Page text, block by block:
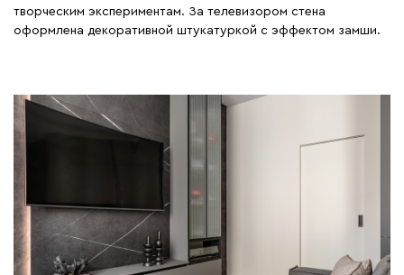
творческим экспериментам. За телевизором стена
оформлена декоративной штукатуркой с эффектом замши.